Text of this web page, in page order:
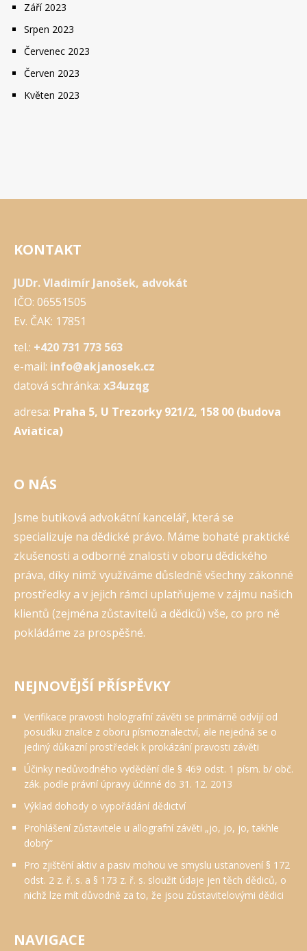
Září 2023
Srpen 2023
Červenec 2023
Červen 2023
Květen 2023
KONTAKT
JUDr. Vladimír Janošek, advokát
IČO: 06551505
Ev. ČAK: 17851
tel.: +420 731 773 563
e-mail: info@akjanosek.cz
datová schránka: x34uzqg
adresa: Praha 5, U Trezorky 921/2, 158 00 (budova
Aviatica)
O NÁS
Jsme butiková advokátní kancelář, která se
specializuje na dědické právo. Máme bohaté praktické
zkušenosti a odborné znalosti v oboru dědického
práva, díky nimž využíváme důsledně všechny zákonné
prostředky a v jejich rámci uplatňujeme v zájmu našich
klientů (zejména zůstavitelů a dědiců) vše, co pro ně
pokládáme za prospěšné.
NEJNOVĚJŠÍ PŘÍSPĚVKY
Verifikace pravosti holografní závěti se primárně odvíjí od
posudku znalce z oboru písmoznalectví, ale nejedná se o
jediný důkazní prostředek k prokázání pravosti závěti
Účinky nedůvodného vydědění dle § 469 odst. 1 písm. b/ obč.
zák. podle právní úpravy účinné do 31. 12. 2013
Výklad dohody o vypořádání dědictví
Prohlášení zůstavitele u allografní závěti „jo, jo, jo, takhle
dobrý“
Pro zjištění aktiv a pasiv mohou ve smyslu ustanovení § 172
odst. 2 z. ř. s. a § 173 z. ř. s. sloužit údaje jen těch dědiců, o
nichž lze mít důvodně za to, že jsou zůstavitelovými dědici
NAVIGACE